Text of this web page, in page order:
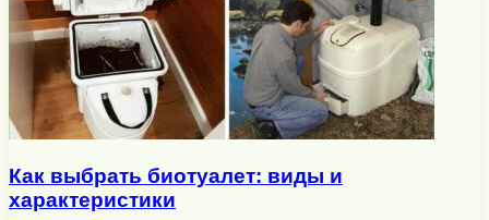
Как выбрать биотуалет: виды и
характеристики